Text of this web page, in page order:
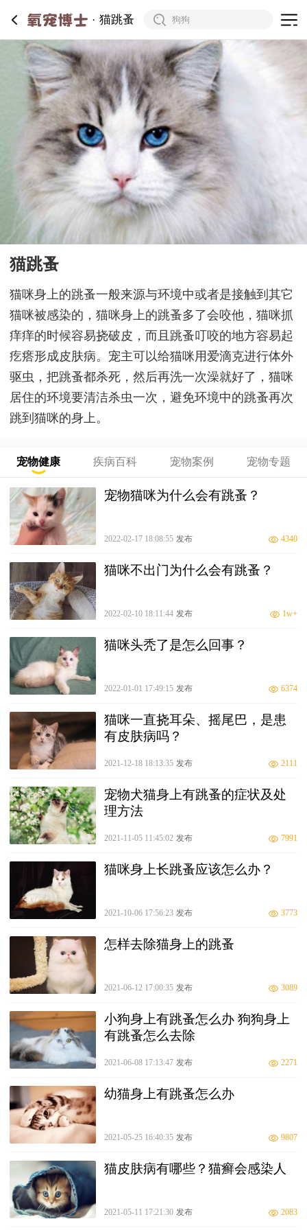
猫跳蚤
猫跳蚤
猫咪身上的跳蚤一般来源与环境中或者是接触到其它
猫咪被感染的，猫咪身上的跳蚤多了会咬他，猫咪抓
痒痒的时候容易挠破皮，而且跳蚤叮咬的地方容易起
疙瘩形成皮肤病。宠主可以给猫咪用爱滴克进行体外
驱虫，把跳蚤都杀死，然后再洗一次澡就好了，猫咪
居住的环境要清洁杀虫一次，避免环境中的跳蚤再次
跳到猫咪的身上。
宠物健康 疾病百科 宠物案例 宠物专题
宠物猫咪为什么会有跳蚤？
2022-02-17 18:08:55 发布 4340
猫咪不出门为什么会有跳蚤？
2022-02-10 18:11:44 发布 1w+
猫咪头秃了是怎么回事？
2022-01-01 17:49:15 发布 6374
猫咪一直挠耳朵、摇尾巴，是患
有皮肤病吗？
2021-12-18 18:13:35 发布 2111
宠物犬猫身上有跳蚤的症状及处
理方法
2021-11-05 11:45:02 发布 7991
猫咪身上长跳蚤应该怎么办？
2021-10-06 17:56:23 发布 3773
怎样去除猫身上的跳蚤
2021-06-12 17:00:35 发布 3089
小狗身上有跳蚤怎么办 狗狗身上
有跳蚤怎么去除
2021-06-08 17:13:47 发布 2271
幼猫身上有跳蚤怎么办
2021-05-25 16:40:35 发布 9807
猫皮肤病有哪些？猫癣会感染人
2021-05-11 17:21:30 发布 2083